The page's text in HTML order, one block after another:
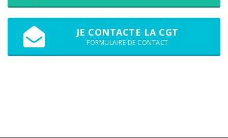
JE CONTACTE LA CGT
FORMULAIRE DE CONTACT